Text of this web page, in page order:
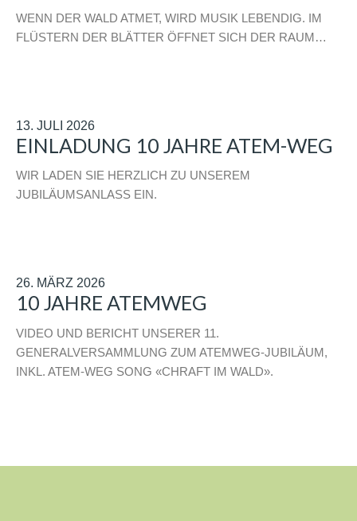
WENN DER WALD ATMET, WIRD MUSIK LEBENDIG. IM
FLÜSTERN DER BLÄTTER ÖFFNET SICH DER RAUM…
13. JULI 2026
EINLADUNG 10 JAHRE ATEM-WEG
WIR LADEN SIE HERZLICH ZU UNSEREM
JUBILÄUMSANLASS EIN.
26. MÄRZ 2026
10 JAHRE ATEMWEG
VIDEO UND BERICHT UNSERER 11.
GENERALVERSAMMLUNG ZUM ATEMWEG-JUBILÄUM,
INKL. ATEM-WEG SONG «CHRAFT IM WALD».